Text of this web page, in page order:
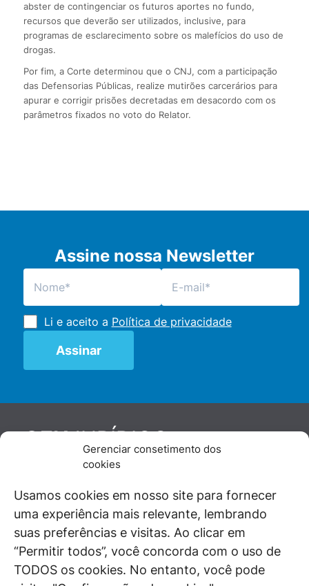
Gerenciar consetimento dos
cookies
Usamos cookies em nosso site para fornecer
uma experiência mais relevante, lembrando
suas preferências e visitas. Ao clicar em
“Permitir todos”, você concorda com o uso de
TODOS os cookies. No entanto, você pode
abster de contingenciar os futuros aportes no fundo,
recursos que deverão ser utilizados, inclusive, para
programas de esclarecimento sobre os malefícios do uso de
drogas.
Por fim, a Corte determinou que o CNJ, com a participação
das Defensorias Públicas, realize mutirões carcerários para
apurar e corrigir prisões decretadas em desacordo com os
parâmetros fixados no voto do Relator.
Assine nossa Newsletter
Li e aceito a Política de privacidade
GENJURÍDICO
De maneira independente, os autores e
juristas e doutrinadores nacionais, se posicionam
diante de questões relevantes do cotidiano e
universo jurídico.